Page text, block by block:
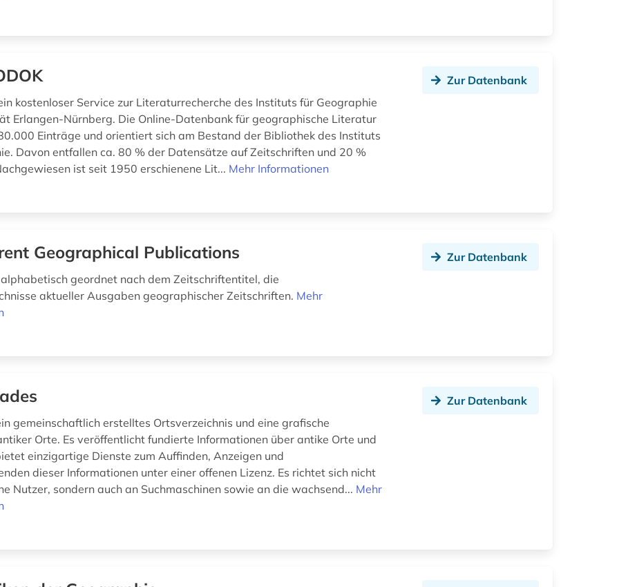
kostenloser Service zur Literaturrecherche des Instituts für Geographie
Erlangen-Nürnberg. Die Online-Datenbank für geographische Literatur
Einträge und orientiert sich am Bestand der Bibliothek des Instituts
Davon entfallen ca. 80 % der Datensätze auf Zeitschriften und 20 %
ist seit 1950 erschienene Lit... Mehr Informationen
Zur Datenbank
Geographical Publications
geordnet nach dem Zeitschriftentitel, die
aktueller Ausgaben geographischer Zeitschriften. Mehr
Zur Datenbank
gemeinschaftlich erstelltes Ortsverzeichnis und eine grafische
Orte. Es veröffentlicht fundierte Informationen über antike Orte und
einzigartige Dienste zum Auffinden, Anzeigen und
dieser Informationen unter einer offenen Lizenz. Es richtet sich nicht
Nutzer, sondern auch an Suchmaschinen sowie an die wachsend... Mehr
Zur Datenbank